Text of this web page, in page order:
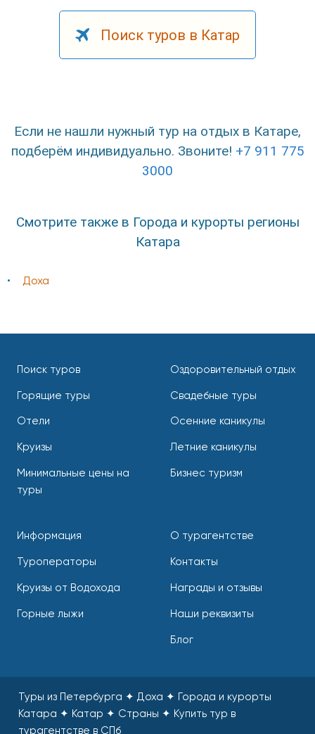
Поиск туров в Катар
Если не нашли нужный тур на отдых в Катаре,
подберём индивидуально. Звоните! +7 911 775
3000
Смотрите также в Города и курорты регионы
Катара
Доха
Поиск туров
Горящие туры
Отели
Круизы
Минимальные цены на
туры
Оздоровительный отдых
Свадебные туры
Осенние каникулы
Летние каникулы
Бизнес туризм
Информация
Туроператоры
Круизы от Водохода
Горные лыжи
О турагентстве
Контакты
Награды и отзывы
Наши реквизиты
Блог
Туры из Петербурга ✦ Доха ✦ Города и курорты
Катара ✦ Катар ✦ Страны ✦ Купить тур в
турагентстве в СПб